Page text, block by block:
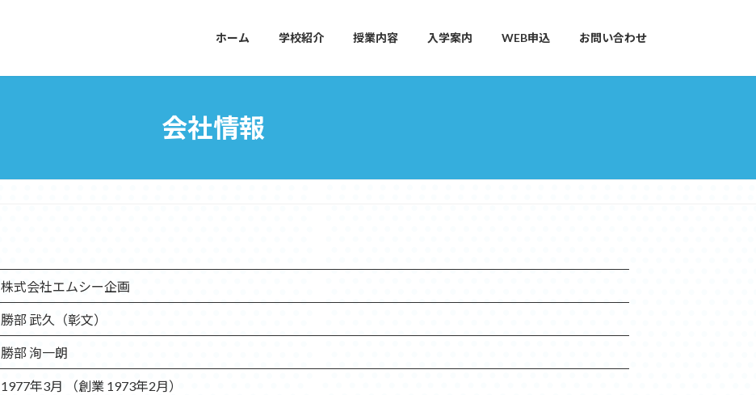
ホーム 学校紹介 授業内容 入学案内 WEB申込 お問い合わせ
会社情報
株式会社エムシー企画
勝部 武久（彰文）
勝部 洵一朗
1977年3月 （創業 1973年2月）